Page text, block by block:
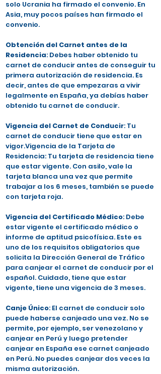
solo Ucrania ha firmado el convenio. En
Asia, muy pocos países han firmado el
convenio.
Obtención del Carnet antes de la
Residencia: Debes haber obtenido tu
carnet de conducir antes de conseguir tu
primera autorización de residencia. Es
decir, antes de que empezaras a vivir
legalmente en España, ya debías haber
obtenido tu carnet de conducir.
Vigencia del Carnet de Conducir: Tu
carnet de conducir tiene que estar en
vigor.Vigencia de la Tarjeta de
Residencia: Tu tarjeta de residencia tiene
que estar vigente. Con asilo, vale la
tarjeta blanca una vez que permite
trabajar a los 6 meses, también se puede
con tarjeta roja.
Vigencia del Certificado Médico: Debe
estar vigente el certificado médico o
informe de aptitud psicofísica. Este es
uno de los requisitos obligatorios que
solicita la Dirección General de Tráfico
para canjear el carnet de conducir por el
español. Cuidado, tiene que estar
vigente, tiene una vigencia de 3 meses.
Canje Único: El carnet de conducir solo
puede haberse canjeado una vez. No se
permite, por ejemplo, ser venezolano y
canjear en Perú y luego pretender
canjear en España ese carnet canjeado
en Perú. No puedes canjear dos veces la
misma autorización.